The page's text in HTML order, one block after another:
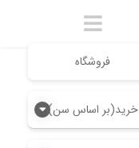
فروشگاه
خرید(بر اساس سن)